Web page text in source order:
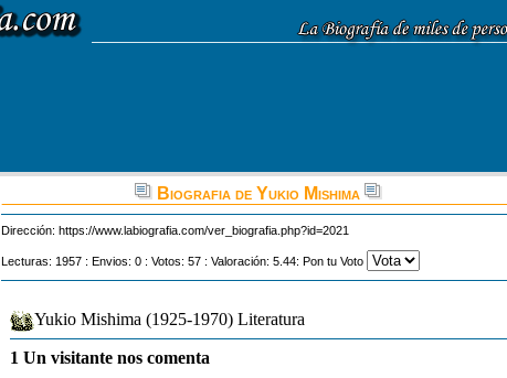
Biografia de Yukio Mishima
Dirección: https://www.labiografia.com/ver_biografia.php?id=2021
Lecturas: 1957 : Envios: 0 : Votos: 57 : Valoración: 5.44: Pon tu Voto
Yukio Mishima (1925-1970) Literatura
1 Un visitante nos comenta